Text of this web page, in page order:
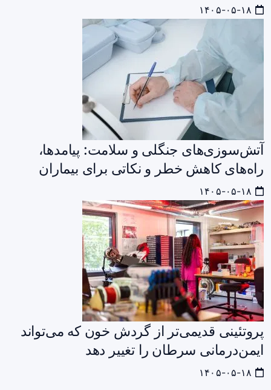
آتش‌سوزی‌های جنگلی و سلامت: پیامدها،
راه‌های کاهش خطر و نکاتی برای بیماران
پروتئینی قدیمی‌تر از گردش خون که می‌تواند
ایمن‌درمانی سرطان را تغییر دهد